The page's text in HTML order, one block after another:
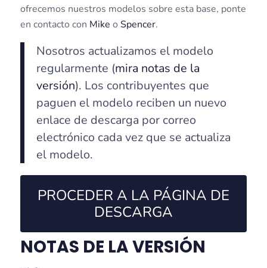
ofrecemos nuestros modelos sobre esta base, ponte
en contacto con Mike o Spencer.
Nosotros actualizamos el modelo
regularmente (mira notas de la
versión). Los contribuyentes que
paguen el modelo reciben un nuevo
enlace de descarga por correo
electrónico cada vez que se actualiza
el modelo.
PROCEDER A LA PÁGINA DE
DESCARGA
NOTAS DE LA VERSIÓN